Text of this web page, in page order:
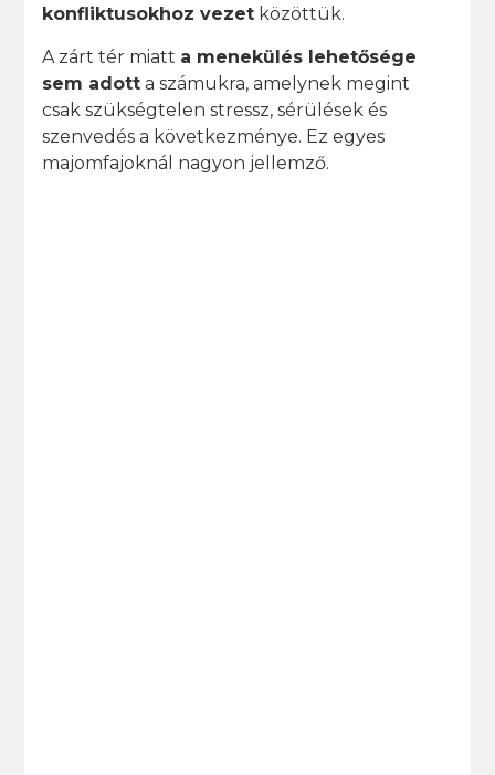
konfliktusokhoz vezet közöttük.
A zárt tér miatt a menekülés lehetősége
sem adott a számukra, amelynek megint
csak szükségtelen stressz, sérülések és
szenvedés a következménye. Ez egyes
majomfajoknál nagyon jellemző.